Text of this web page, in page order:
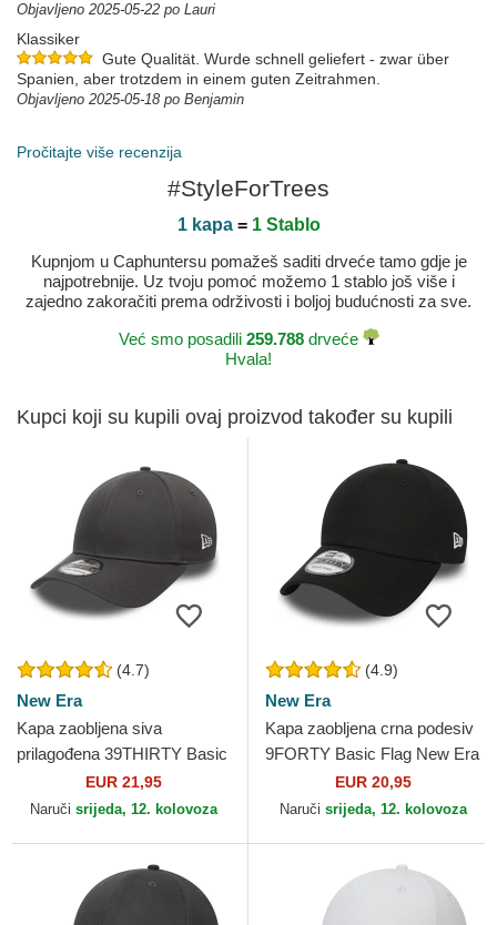
Objavljeno 2025-05-22 po Lauri
Klassiker
Gute Qualität. Wurde schnell geliefert - zwar über
Spanien, aber trotzdem in einem guten Zeitrahmen.
Objavljeno 2025-05-18 po Benjamin
Thank you for a great experience. I could not find this
Objavljeno 2025-05-15 po Matthew
Pročitajte više recenzija
#StyleForTrees
1 kapa= 1 Stablo
Kupnjom u Caphuntersu pomažeš saditi drveće tamo gdje je
najpotrebnije. Uz tvoju pomoć možemo 1 stablo još više i
zajedno zakoračiti prema održivosti i boljoj budućnosti za sve.
Već smo posadili 259.788drveće
Hvala!
Kupci koji su kupili ovaj proizvod također su kupili
(4.7)
New Era
Kapa zaobljena siva
prilagođena 39THIRTY Basic
Flag New EraEUR 21,95
Naruči srijeda, 12. kolovoza
(4.9)
New Era
Kapa zaobljena crna podesiv
9FORTY Basic Flag New Era
EUR 20,95
Naruči srijeda, 12. kolovoza